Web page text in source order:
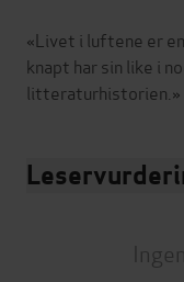
«Livet i luftene er
knapt har sin like i